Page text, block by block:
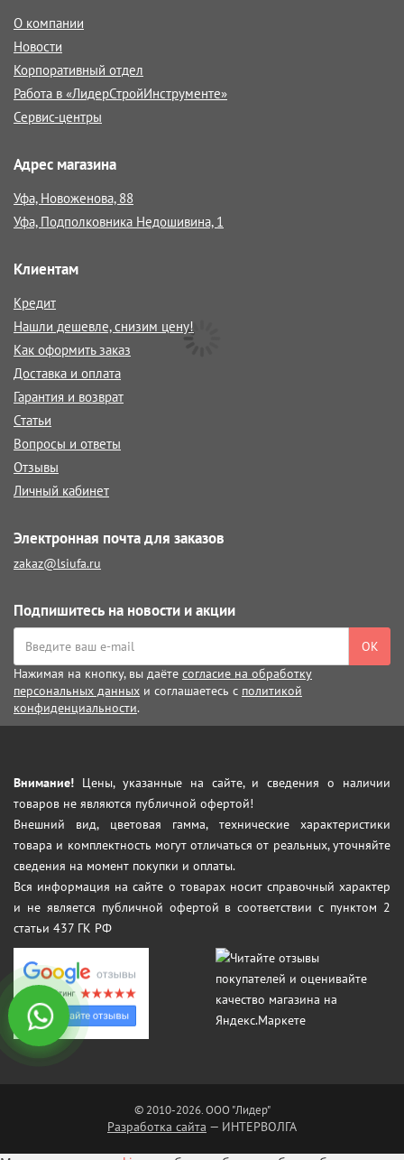
О компании
Новости
Корпоративный отдел
Работа в «ЛидерСтройИнструменте»
Сервис-центры
Адрес магазина
Уфа, Новоженова, 88
Уфа, Подполковника Недошивина, 1
Клиентам
Кредит
Нашли дешевле, снизим цену!
Как оформить заказ
Доставка и оплата
Гарантия и возврат
Статьи
Вопросы и ответы
Отзывы
Личный кабинет
Электронная почта для заказов
zakaz@lsiufa.ru
Подпишитесь на новости и акции
ОК
Нажимая на кнопку, вы даёте согласие на обработку
персональных данных и соглашаетесь с политикой
конфиденциальности.
Внимание! Цены, указанные на сайте, и сведения о наличии
товаров не являются публичной офертой!
Внешний вид, цветовая гамма, технические характеристики
товара и комплектность могут отличаться от реальных, уточняйте
сведения на момент покупки и оплаты.
Вся информация на сайте о товарах носит справочный характер
и не является публичной офертой в соответствии с пунктом 2
статьи 437 ГК РФ
© 2010-2026. ООО "Лидер"
Разработка сайта — ИНТЕРВОЛГА